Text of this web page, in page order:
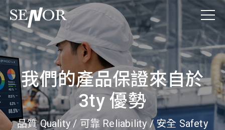
我們的產品保證來自於
3ty 優勢
品質 Quality / 可靠 Reliability / 安全 Safety